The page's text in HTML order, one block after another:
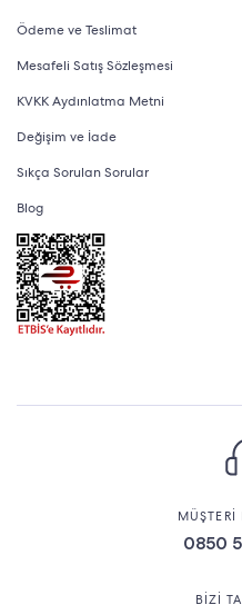
Ödeme ve Teslimat
Mesafeli Satış Sözleşmesi
KVKK Aydınlatma Metni
Değişim ve İade
Sıkça Sorulan Sorular
Blog
MÜŞTERİ
0850
BİZİ